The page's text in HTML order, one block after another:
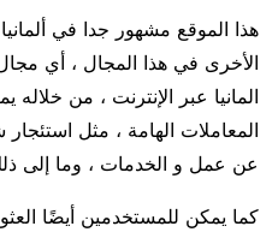
هذا الموقع مشهور جدا في
الأخرى في هذا المجال ، أي
المانيا عبر الإنترنت ، من
المعاملات الهامة ، مثل
عن عمل و الخدمات ، وما إلى
كما يمكن للمستخدمين أيضًا